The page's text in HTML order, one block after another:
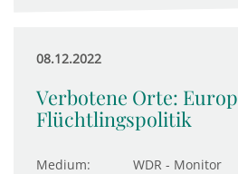
08.12.2022
Verbotene Orte:
Flüchtlingspolitik
Medium:
WDR - Monitor